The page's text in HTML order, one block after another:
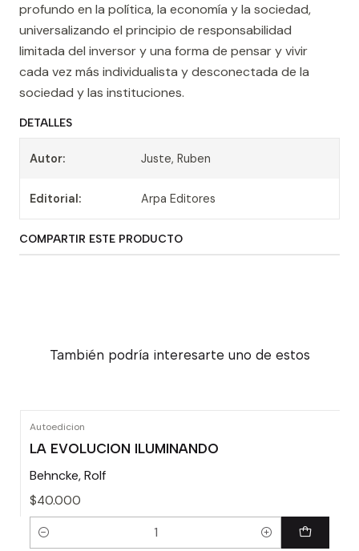
profundo en la política, la economía y la sociedad,
universalizando el principio de responsabilidad
limitada del inversor y una forma de pensar y vivir
cada vez más individualista y desconectada de la
sociedad y las instituciones.
DETALLES
Autor: Juste, Ruben
Editorial: Arpa Editores
COMPARTIR ESTE PRODUCTO
También podría interesarte uno de estos
Autoedicion
LA EVOLUCION ILUMINANDO
Behncke, Rolf
$40.000
Cantidad